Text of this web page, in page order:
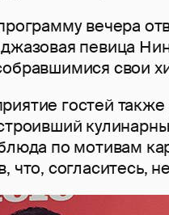
вечера
певица
свои
гостей также
по мотивам
что, согласитесь,